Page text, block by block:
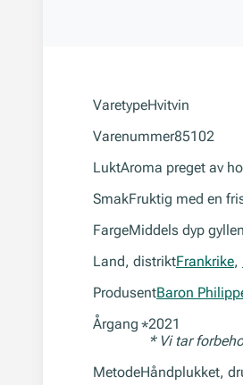
VaretypeHvitvin
Varenummer85102
LuktAroma preget av
SmakFruktig med en
FargeMiddels dyp
Land, distriktFrankrike,
ProdusentBaron
Årgang *2021
* Vi tar
MetodeHåndplukket,